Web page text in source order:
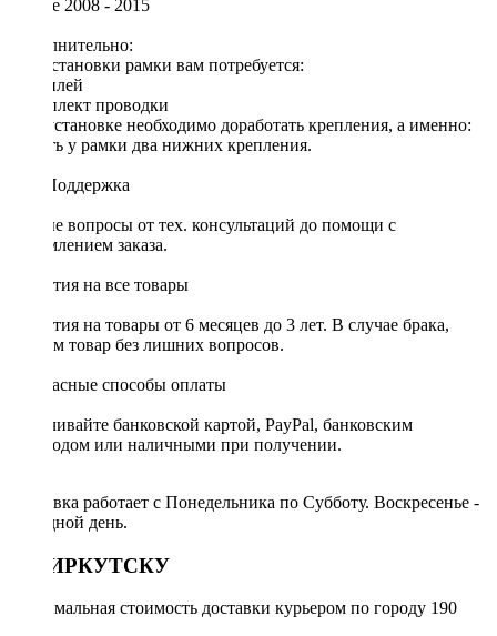
Vellfire 2008 - 2015
Дополнительно:
Для установки рамки вам потребуется:
◦ дисплей
◦ комплект проводки
При установке необходимо доработать крепления, а именно:
срезать у рамки два нижних крепления.
Тех. Поддержка
Любые вопросы от тех. консультаций до помощи с
оформлением заказа.
Гарантия на все товары
Гарантия на товары от 6 месяцев до 3 лет. В случае брака,
меняем товар без лишних вопросов.
Безопасные способы оплаты
Оплачивайте банковской картой, PayPal, банковским
переводом или наличными при получении.
Доставка работает с Понедельника по Субботу. Воскресенье -
выходной день.
ПО ИРКУТСКУ
Минимальная стоимость доставки курьером по городу 190